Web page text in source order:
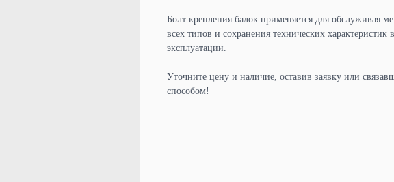
Болт крепления балок применяется для обслуживая
всех типов и сохранения технических характеристик
эксплуатации.
Уточните цену и наличие, оставив заявку или
способом!